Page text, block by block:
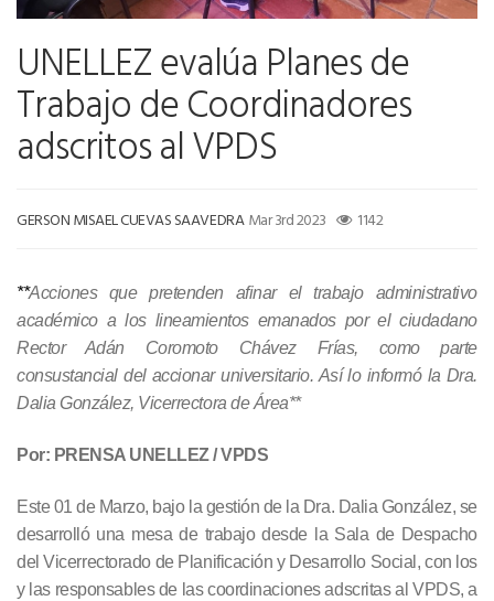
UNELLEZ evalúa Planes de
Trabajo de Coordinadores
adscritos al VPDS
GERSON MISAEL CUEVAS SAAVEDRA Mar 3rd 2023 1142
**Acciones que pretenden afinar el trabajo administrativo
académico a los lineamientos emanados por el ciudadano
Rector Adán Coromoto Chávez Frías, como parte
consustancial del accionar universitario. Así lo informó la Dra.
Dalia González, Vicerrectora de Área**
Por: PRENSA UNELLEZ / VPDS
Este 01 de Marzo, bajo la gestión de la Dra. Dalia González, se
desarrolló una mesa de trabajo desde la Sala de Despacho
del Vicerrectorado de Planificación y Desarrollo Social, con los
y las responsables de las coordinaciones adscritas al VPDS, a